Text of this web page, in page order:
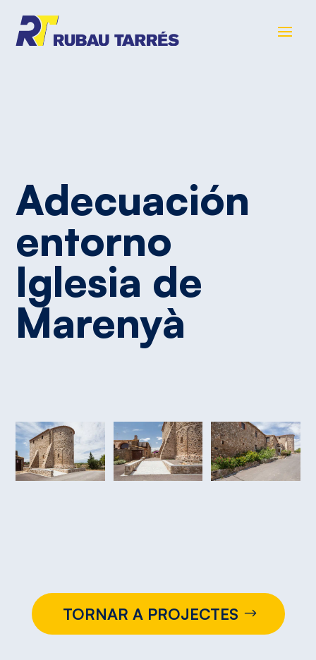
Adecuación
entorno
Iglesia de
Marenyà
TORNAR A PROJECTES